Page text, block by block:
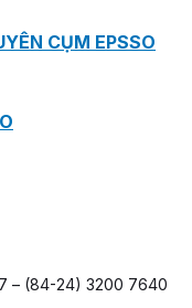
CỤM EPSSO
– (84-24) 3200 7640